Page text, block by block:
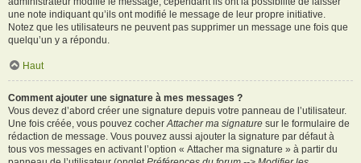
une note indiquant qu’ils ont modifié le message de leur propre initiative.
Notez que les utilisateurs ne peuvent pas supprimer un message une fois que
quelqu’un y a répondu.
Haut
Comment ajouter une signature à mes messages ?
Vous devez d’abord créer une signature depuis votre panneau de l’utilisateur.
Une fois créée, vous pouvez cocherAttacher ma signature sur le formulaire de
rédaction de message. Vous pouvez aussi ajouter la signature par défaut à
tous vos messages en activant l’option « Attacher ma signature » à partir du